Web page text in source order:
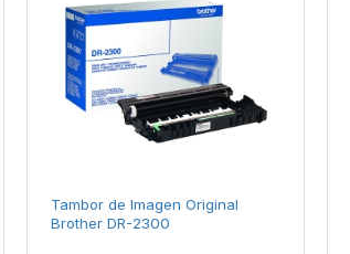
Tambor de Imagen Original
Brother DR-2300